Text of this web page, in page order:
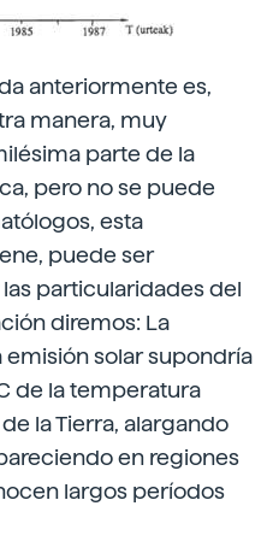
anteriormente es,
manera, muy
parte de la
pero no se puede
esta
puede ser
particularidades del
diremos: La
emisión solar supondría
de la temperatura
la Tierra, alargando
en regiones
largos períodos